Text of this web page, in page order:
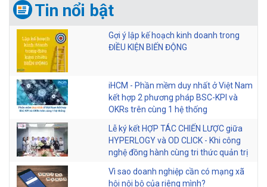
Tin nổi bật
Gợi ý lập kế hoạch kinh doanh trong
ĐIỀU KIỆN BIẾN ĐỘNG
iHCM - Phần mềm duy nhất ở Việt Nam
kết hợp 2 phương pháp BSC-KPI và
OKRs trên cùng 1 hệ thống
Lễ ký kết HỢP TÁC CHIẾN LƯỢC giữa
HYPERLOGY và OD CLICK - Khi công
nghệ đồng hành cùng tri thức quản trị
Vì sao doanh nghiệp cần có mạng xã
hội nội bộ của riêng mình?